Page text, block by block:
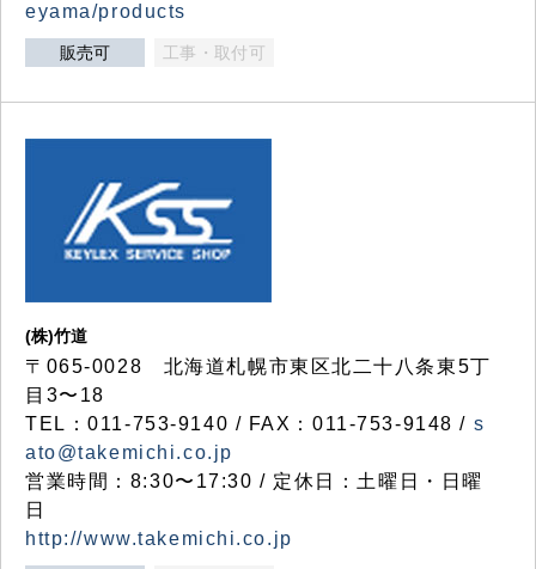
eyama/products
販売可 工事・取付可
(株)竹道
〒065-0028 北海道札幌市東区北二十八条東5丁
目3〜18
TEL：011-753-9140 / FAX：011-753-9148 / s
ato@takemichi.co.jp
営業時間：8:30〜17:30 / 定休日：土曜日・日曜
日
http://www.takemichi.co.jp